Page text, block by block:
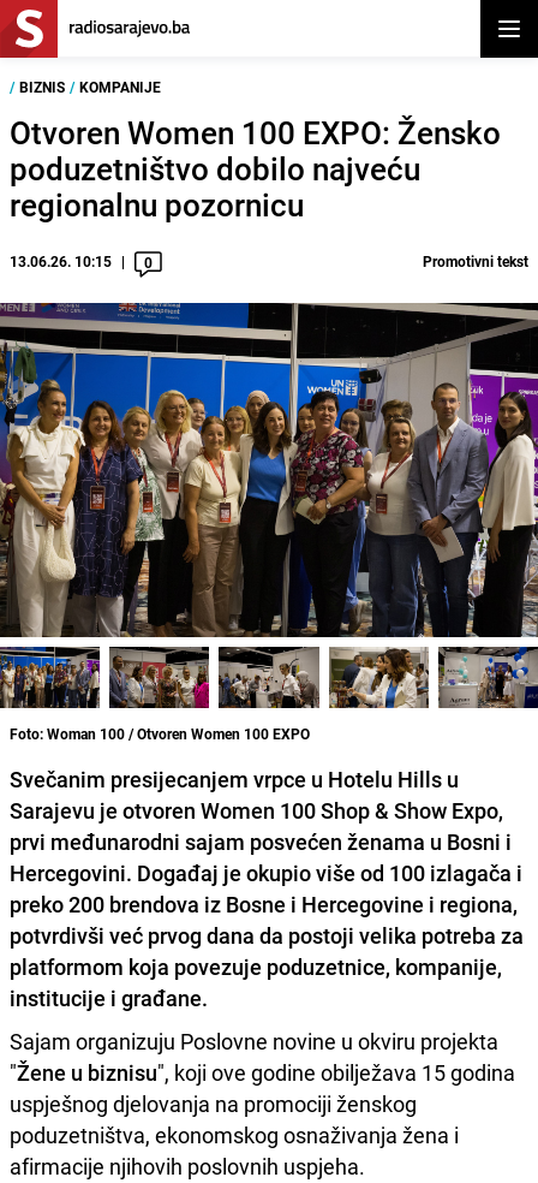
/ BIZNIS / KOMPANIJE
Otvoren Women 100 EXPO: Žensko
poduzetništvo dobilo najveću
regionalnu pozornicu
13.06.26. 10:15 0 Promotivni tekst
Foto: Woman 100 / Otvoren Women 100 EXPO
Svečanim presijecanjem vrpce u Hotelu Hills u
Sarajevu je otvoren Women 100 Shop & Show Expo,
prvi međunarodni sajam posvećen ženama u Bosni i
Hercegovini. Događaj je okupio više od 100 izlagača i
preko 200 brendova iz Bosne i Hercegovine i regiona,
potvrdivši već prvog dana da postoji velika potreba za
platformom koja povezuje poduzetnice, kompanije,
institucije i građane.
Sajam organizuju Poslovne novine u okviru projekta
"Žene u biznisu", koji ove godine obilježava 15 godina
uspješnog djelovanja na promociji ženskog
poduzetništva, ekonomskog osnaživanja žena i
afirmacije njihovih poslovnih uspjeha.